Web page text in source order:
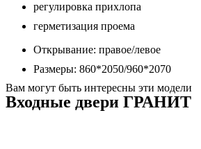
регулировка прихлопа
герметизация проема
Открывание: правое/левое
Размеры: 860*2050/960*2070
Вам могут быть интересны эти модели
Входные двери ГРАНИТ